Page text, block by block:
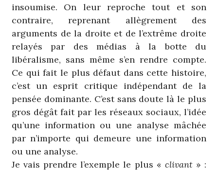
insoumise. On leur reproche tout et son
contraire, reprenant allègrement des
arguments de la droite et de l’extrême droite
relayés par des médias à la botte du
libéralisme, sans même s’en rendre compte.
Ce qui fait le plus défaut dans cette histoire,
c’est un esprit critique indépendant de la
pensée dominante. C’est sans doute là le plus
gros dégât fait par les réseaux sociaux, l’idée
qu’une information ou une analyse mâchée
par n’importe qui demeure une information
ou une analyse.
Je vais prendre l’exemple le plus « clivant» :